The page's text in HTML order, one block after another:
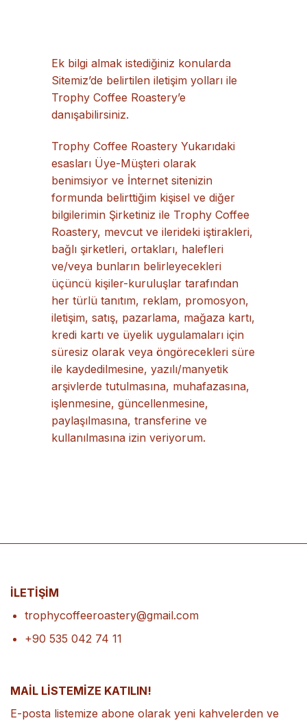
Ek bilgi almak istediğiniz konularda
Sitemiz’de belirtilen iletişim yolları ile
Trophy Coffee Roastery’e
danışabilirsiniz.
Trophy Coffee Roastery Yukarıdaki
esasları Üye-Müşteri olarak
benimsiyor ve İnternet sitenizin
formunda belirttiğim kişisel ve diğer
bilgilerimin Şirketiniz ile Trophy Coffee
Roastery, mevcut ve ilerideki iştirakleri,
bağlı şirketleri, ortakları, halefleri
ve/veya bunların belirleyecekleri
üçüncü kişiler-kuruluşlar tarafından
her türlü tanıtım, reklam, promosyon,
iletişim, satış, pazarlama, mağaza kartı,
kredi kartı ve üyelik uygulamaları için
süresiz olarak veya öngörecekleri süre
ile kaydedilmesine, yazılı/manyetik
arşivlerde tutulmasına, muhafazasına,
işlenmesine, güncellenmesine,
paylaşılmasına, transferine ve
kullanılmasına izin veriyorum.
İLETİŞİM
trophycoffeeroastery@gmail.com
+90 535 042 74 11
MAİL LİSTEMİZE KATILIN!
E-posta listemize abone olarak yeni kahvelerden ve